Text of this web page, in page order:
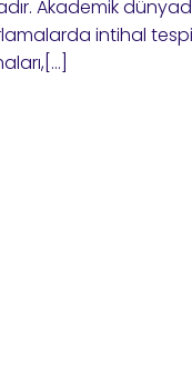
Akademik
intihal